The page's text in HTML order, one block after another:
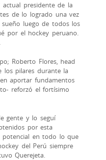
actual presidente de la
de lo logrado una vez
luego de todos los
por el hockey peruano.
Roberto Flores, head
los pilares durante la
aportar fundamentos
reforzó el fortísimo
gente y lo seguí
por esta
potencial en todo lo que
del Perú siempre
Querejeta.